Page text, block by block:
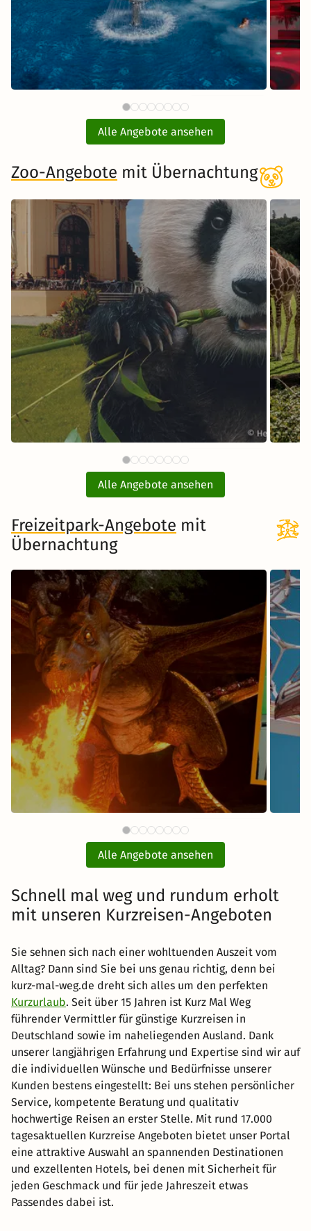
ab97 €
Börde Therme mit
Übernachtung
inkl. Übernachtung und Frühstück
Alle Angebote ansehen
Zoo-Angebote mit Übernachtung
ab65 €
Tiergarten Schönbrunn Wien
mit Hotel
inkl. Übernachtung und Frühstück
Zum Angebot
Alle Angebote ansehen
Freizeitpark-Angebote mit
Übernachtung
ab61 €
Bavaria Filmstadt München
Tickets mit Hotel
inkl. Übernachtung und Frühstück
Zum Angebot
Alle Angebote ansehen
Schnell mal weg und rundum erholt
mit unseren Kurzreisen-Angeboten
Sie sehnen sich nach einer wohltuenden Auszeit vom
Alltag? Dann sind Sie bei uns genau richtig, denn bei
kurz-mal-weg.de dreht sich alles um den perfekten
Kurzurlaub. Seit über 15 Jahren ist Kurz Mal Weg
führender Vermittler für günstige Kurzreisen in
Deutschland sowie im naheliegenden Ausland. Dank
unserer langjährigen Erfahrung und Expertise sind wir auf
die individuellen Wünsche und Bedürfnisse unserer
Kunden bestens eingestellt: Bei uns stehen persönlicher
Service, kompetente Beratung und qualitativ
hochwertige Reisen an erster Stelle. Mit rund 17.000
tagesaktuellen Kurzreise Angeboten bietet unser Portal
eine attraktive Auswahl an spannenden Destinationen
und exzellenten Hotels, bei denen mit Sicherheit für
jeden Geschmack und für jede Jahreszeit etwas
Passendes dabei ist.